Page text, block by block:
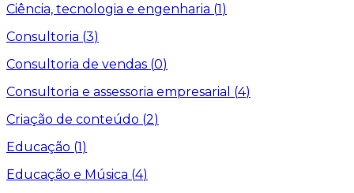
Ciência, tecnologia e engenharia (1)
Consultoria (3)
Consultoria de vendas (0)
Consultoria e assessoria empresarial (4)
Criação de conteúdo (2)
Educação (1)
Educação e Música (4)